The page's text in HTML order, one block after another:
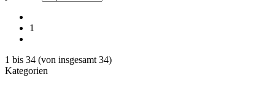
1
1 bis 34 (von insgesamt 34)
Kategorien